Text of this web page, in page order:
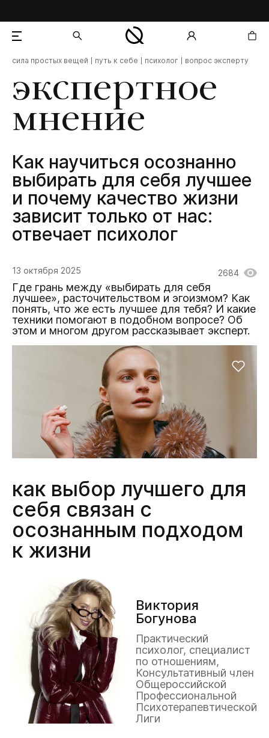
экспертное
мнение
Как научиться осознанно
выбирать для себя лучшее
и почему качество жизни
зависит только от нас:
отвечает психолог
сила простых вещей путь к себе психолог вопрос эксперту
13 октября 2025 2684
Где грань между «выбирать для себя
лучшее», расточительством и эгоизмом? Как
понять, что же есть лучшее для тебя? И какие
техники помогают в подобном вопросе? Об
этом и многом другом рассказывает эксперт.
как выбор лучшего для
себя связан с
осознанным подходом
к жизни
Виктория
Богунова
Практический
психолог, специалист
по отношениям,
Консультативный член
Общероссийской
Профессиональной
Психотерапевтической
Лиги